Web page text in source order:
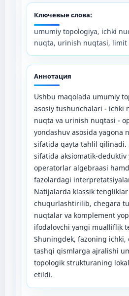
Ключевые слова:
umumiy topologiya, ichki
nuqta, urinish nuqtasi, limit
Аннотация
Ushbu maqolada umumiy
asosiy tushunchalari - ichki
nuqta va urinish nuqtasi -
yondashuv asosida yagona
sifatida qayta tahlil qilinadi.
sifatida aksiomatik-deduktiv
operatorlar algebraasi
fazolardagi
Natijalarda klassik tengliklar
chuqurlashtirilib, chegara
nuqtalar va komplement
ifodalovchi yangi mualliflik
Shuningdek, fazoning ichki,
tashqi qismlarga ajralishi
topologik strukturaning
etildi.